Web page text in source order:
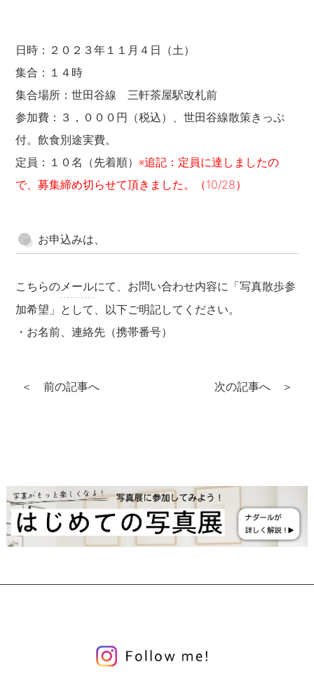
日時：２０２３年１１月４日（土）
集合：１４時
集合場所：世田谷線 三軒茶屋駅改札前
参加費：３，０００円（税込）、世田谷線散策きっぷ
付。飲食別途実費。
定員：１０名（先着順）※追記：定員に達しましたの
で、募集締め切らせて頂きました。（10/28）
お申込みは、
こちらの メールにて、お問い合わせ内容に「写真散歩参
加希望」として、以下ご明記してください。
・お名前、連絡先（携帯番号）
＜ 前の記事へ 次の記事へ ＞